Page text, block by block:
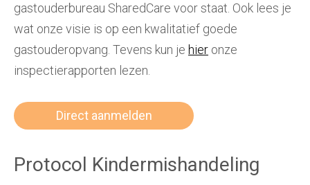
gastouderbureau SharedCare voor staat. Ook lees je
wat onze visie is op een kwalitatief goede
gastouderopvang. Tevens kun je hier onze
inspectierapporten lezen.
Direct aanmelden
Protocol Kindermishandeling